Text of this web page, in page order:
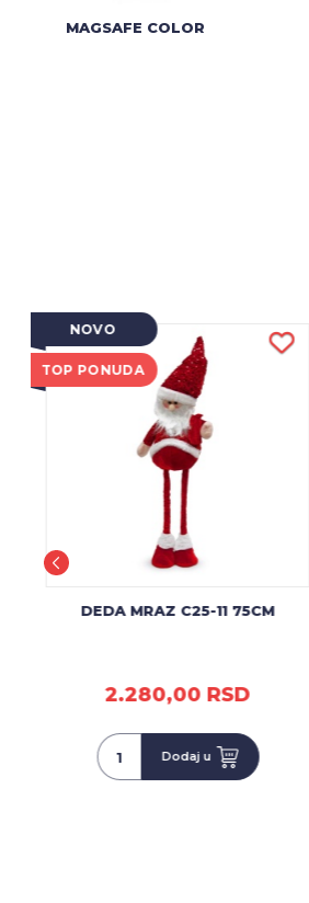
MAGSAFE COLOR
NOVO
TOP PONUDA
DEDA MRAZ C25-11 75CM
2.280,00 RSD
Dodaj u